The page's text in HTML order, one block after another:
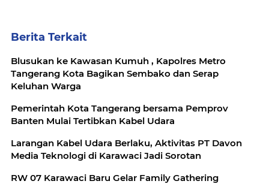
Berita Terkait
Blusukan ke Kawasan Kumuh , Kapolres Metro
Tangerang Kota Bagikan Sembako dan Serap
Keluhan Warga
Pemerintah Kota Tangerang bersama Pemprov
Banten Mulai Tertibkan Kabel Udara
Larangan Kabel Udara Berlaku, Aktivitas PT Davon
Media Teknologi di Karawaci Jadi Sorotan
RW 07 Karawaci Baru Gelar Family Gathering